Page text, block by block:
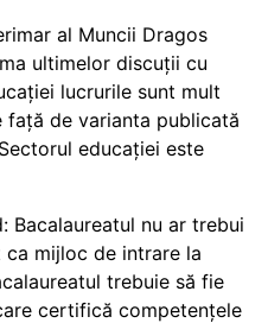
al Muncii Dragos
ultimelor discuții cu
lucrurile sunt mult
față de varianta publicată
educației este
Bacalaureatul nu ar trebui
mijloc de intrare la
trebuie să fie
certifică competențele